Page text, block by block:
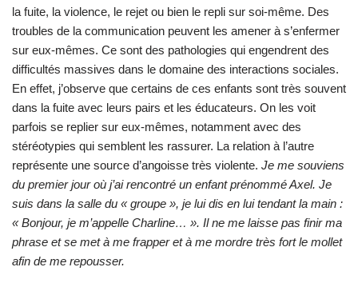
la fuite, la violence, le rejet ou bien le repli sur soi-même. Des
troubles de la communication peuvent les amener à s’enfermer
sur eux-mêmes. Ce sont des pathologies qui engendrent des
difficultés massives dans le domaine des interactions sociales.
En effet, j’observe que certains de ces enfants sont très souvent
dans la fuite avec leurs pairs et les éducateurs. On les voit
parfois se replier sur eux-mêmes, notamment avec des
stéréotypies qui semblent les rassurer. La relation à l’autre
représente une source d’angoisse très violente. Je me souviens
du premier jour où j’ai rencontré un enfant prénommé Axel. Je
suis dans la salle du « groupe », je lui dis en lui tendant la main :
« Bonjour, je m’appelle Charline… ». Il ne me laisse pas finir ma
phrase et se met à me frapper et à me mordre très fort le mollet
afin de me repousser.